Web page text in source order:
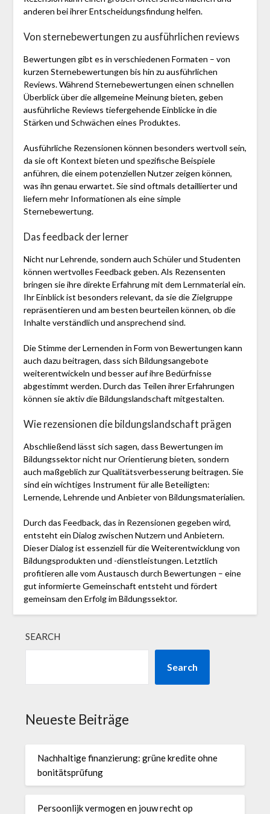
anderen bei ihrer Entscheidungsfindung helfen.
Von sternebewertungen zu ausführlichen reviews
Bewertungen gibt es in verschiedenen Formaten – von
kurzen Sternebewertungen bis hin zu ausführlichen
Reviews. Während Sternebewertungen einen schnellen
Überblick über die allgemeine Meinung bieten, geben
ausführliche Reviews tiefergehende Einblicke in die
Stärken und Schwächen eines Produktes.
Ausführliche Rezensionen können besonders wertvoll sein,
da sie oft Kontext bieten und spezifische Beispiele
anführen, die einem potenziellen Nutzer zeigen können,
was ihn genau erwartet. Sie sind oftmals detaillierter und
liefern mehr Informationen als eine simple
Sternebewertung.
Das feedback der lerner
Nicht nur Lehrende, sondern auch Schüler und Studenten
können wertvolles Feedback geben. Als Rezensenten
bringen sie ihre direkte Erfahrung mit dem Lernmaterial ein.
Ihr Einblick ist besonders relevant, da sie die Zielgruppe
repräsentieren und am besten beurteilen können, ob die
Inhalte verständlich und ansprechend sind.
Die Stimme der Lernenden in Form von Bewertungen kann
auch dazu beitragen, dass sich Bildungsangebote
weiterentwickeln und besser auf ihre Bedürfnisse
abgestimmt werden. Durch das Teilen ihrer Erfahrungen
können sie aktiv die Bildungslandschaft mitgestalten.
Wie rezensionen die bildungslandschaft prägen
Abschließend lässt sich sagen, dass Bewertungen im
Bildungssektor nicht nur Orientierung bieten, sondern
auch maßgeblich zur Qualitätsverbesserung beitragen. Sie
sind ein wichtiges Instrument für alle Beteiligten:
Lernende, Lehrende und Anbieter von Bildungsmaterialien.
Durch das Feedback, das in Rezensionen gegeben wird,
entsteht ein Dialog zwischen Nutzern und Anbietern.
Dieser Dialog ist essenziell für die Weiterentwicklung von
Bildungsprodukten und -dienstleistungen. Letztlich
profitieren alle vom Austausch durch Bewertungen – eine
gut informierte Gemeinschaft entsteht und fördert
gemeinsam den Erfolg im Bildungssektor.
SEARCH
Search
Neueste Beiträge
Nachhaltige finanzierung: grüne kredite ohne
bonitätsprüfung
Persoonlijk vermogen en jouw recht op